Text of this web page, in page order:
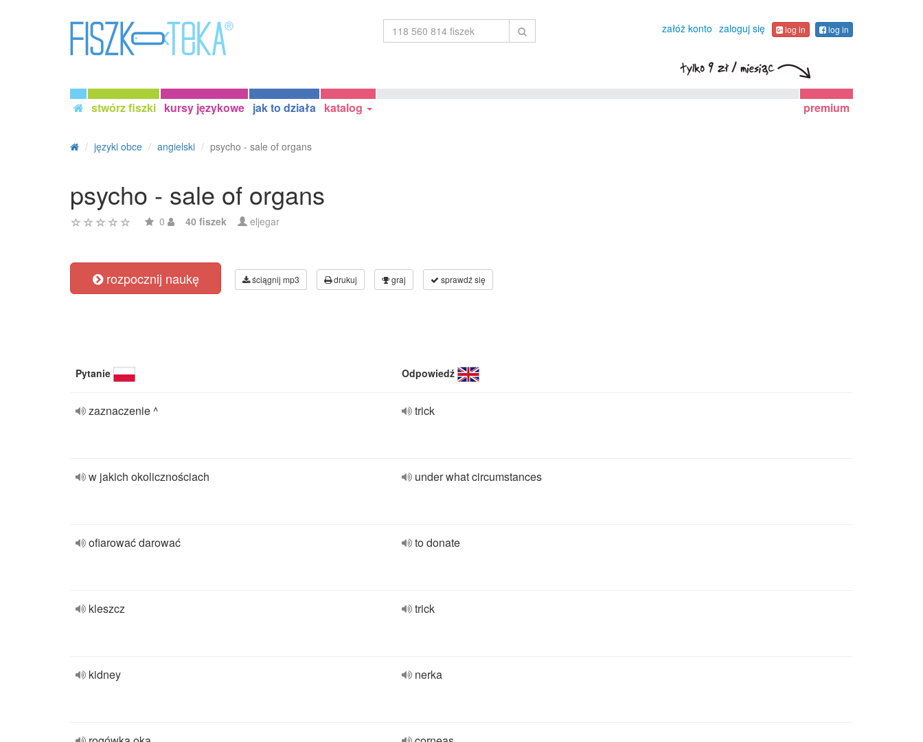
załóż konto zaloguj się log in log in
stwórz fiszki kursy językowe jak to działa katalog premium
języki obce angielski psycho - sale of organs
psycho - sale of organs
0 40 fiszek eljegar
rozpocznij naukę ściągnij mp3 drukuj graj sprawdź się
Pytanie Odpowiedź
zaznaczenie ^ trick
w jakich okolicznościach under what circumstances
ofiarować darować to donate
kleszcz trick
kidney nerka